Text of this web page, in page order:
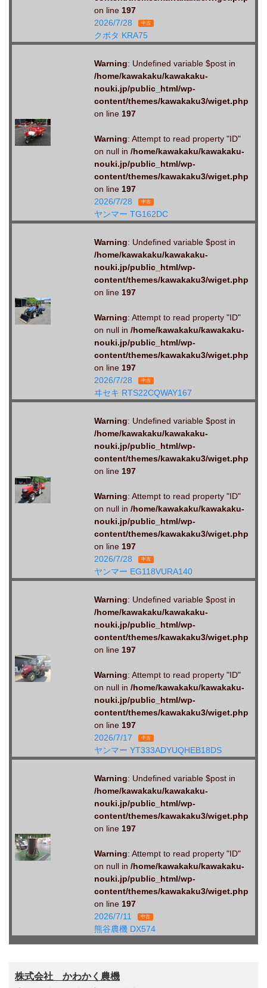
on line 197
2026/7/28
中古
クボタ KRA75
Warning: Undefined variable $post in
/home/kawakaku/kawakaku-
nouki.jp/public_html/wp-
content/themes/kawakaku3/wiget.php
on line 197
Warning: Attempt to read property "ID"
on null in /home/kawakaku/kawakaku-
nouki.jp/public_html/wp-
content/themes/kawakaku3/wiget.php
on line 197
2026/7/28
中古
ヤンマー TG162DC
Warning: Undefined variable $post in
/home/kawakaku/kawakaku-
nouki.jp/public_html/wp-
content/themes/kawakaku3/wiget.php
on line 197
Warning: Attempt to read property "ID"
on null in /home/kawakaku/kawakaku-
nouki.jp/public_html/wp-
content/themes/kawakaku3/wiget.php
on line 197
2026/7/28
中古
ヰセキ RTS22CQWAY167
Warning: Undefined variable $post in
/home/kawakaku/kawakaku-
nouki.jp/public_html/wp-
content/themes/kawakaku3/wiget.php
on line 197
Warning: Attempt to read property "ID"
on null in /home/kawakaku/kawakaku-
nouki.jp/public_html/wp-
content/themes/kawakaku3/wiget.php
on line 197
2026/7/28
中古
ヤンマー EG118VURA140
Warning: Undefined variable $post in
/home/kawakaku/kawakaku-
nouki.jp/public_html/wp-
content/themes/kawakaku3/wiget.php
on line 197
Warning: Attempt to read property "ID"
on null in /home/kawakaku/kawakaku-
nouki.jp/public_html/wp-
content/themes/kawakaku3/wiget.php
on line 197
2026/7/17
中古
ヤンマー YT333ADYUQHEB18DS
Warning: Undefined variable $post in
/home/kawakaku/kawakaku-
nouki.jp/public_html/wp-
content/themes/kawakaku3/wiget.php
on line 197
Warning: Attempt to read property "ID"
on null in /home/kawakaku/kawakaku-
nouki.jp/public_html/wp-
content/themes/kawakaku3/wiget.php
on line 197
2026/7/11
中古
熊谷農機 DX574
株式会社 かわかく農機